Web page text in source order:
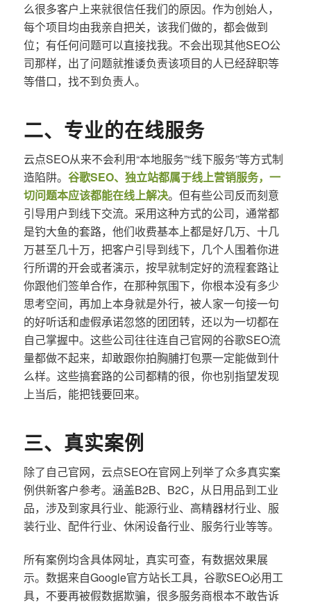
么很多客户上来就很信任我们的原因。作为创始人，
每个项目均由我亲自把关，该我们做的，都会做到
位；有任何问题可以直接找我。不会出现其他SEO公
司那样，出了问题就推诿负责该项目的人已经辞职等
等借口，找不到负责人。
二、专业的在线服务
云点SEO从来不会利用“本地服务”“线下服务”等方式制
造陷阱。 谷歌SEO、独立站都属于线上营销服务，一
切问题本应该都能在线上解决。但有些公司反而刻意
引导用户到线下交流。采用这种方式的公司，通常都
是钓大鱼的套路，他们收费基本上都是好几万、十几
万甚至几十万，把客户引导到线下，几个人围着你进
行所谓的开会或者演示，按早就制定好的流程套路让
你跟他们签单合作，在那种氛围下，你根本没有多少
思考空间，再加上本身就是外行，被人家一句接一句
的好听话和虚假承诺忽悠的团团转，还以为一切都在
自己掌握中。这些公司往往连自己官网的谷歌SEO流
量都做不起来，却敢跟你拍胸脯打包票一定能做到什
么样。这些搞套路的公司都精的很，你也别指望发现
上当后，能把钱要回来。
三、真实案例
除了自己官网，云点SEO在官网上列举了众多真实案
例供新客户参考。涵盖B2B、B2C，从日用品到工业
品，涉及到家具行业、能源行业、高精器材行业、服
装行业、配件行业、休闲设备行业、服务行业等等。
所有案例均含具体网址，真实可查，有数据效果展
示。数据来自Google官方站长工具，谷歌SEO必用工
具，不要再被假数据欺骗，很多服务商根本不敢告诉